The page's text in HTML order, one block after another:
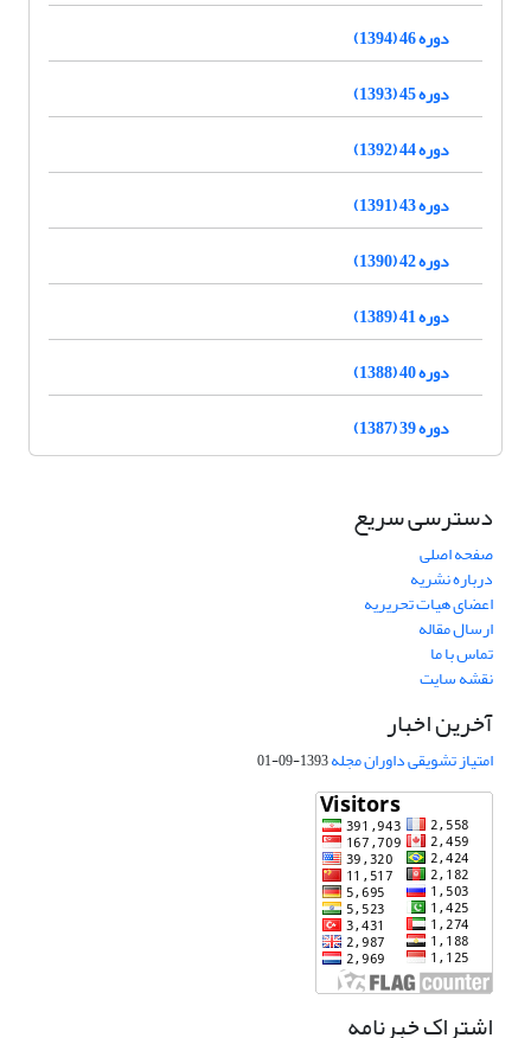
دوره 46 (1394)
دوره 45 (1393)
دوره 44 (1392)
دوره 43 (1391)
دوره 42 (1390)
دوره 41 (1389)
دوره 40 (1388)
دوره 39 (1387)
دسترسی سریع
صفحه اصلی
درباره نشریه
اعضای هیات تحریریه
ارسال مقاله
تماس با ما
نقشه سایت
آخرین اخبار
امتیاز تشویقی داوران مجله1393-09-01
اشتراک خبرنامه